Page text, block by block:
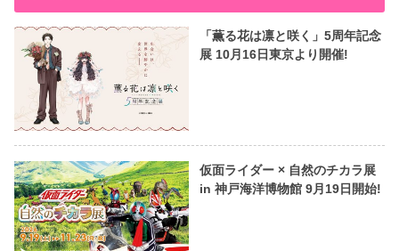
「薫る花は凛と咲く」5周年記念
展 10月16日東京より開催!
仮面ライダー × 自然のチカラ展
in 神戸海洋博物館 9月19日開始!